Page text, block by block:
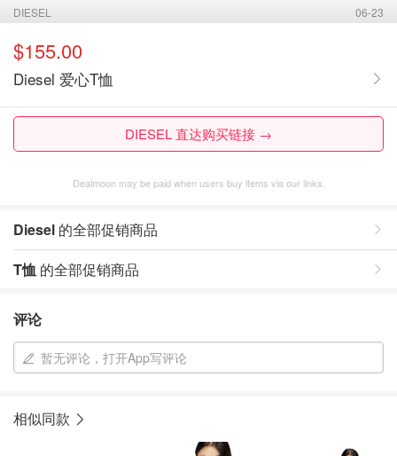
DIESEL 06-23
$155.00
Diesel 爱心T恤
DIESEL 直达购买链接 →
Dealmoon may be paid when users buy items via our links.
Diesel 的全部促销商品
T恤 的全部促销商品
评论
暂无评论，打开App写评论
相似同款